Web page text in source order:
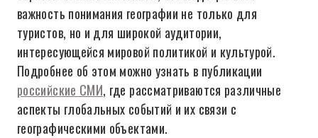
важность понимания географии не только для
туристов, но и для широкой аудитории,
интересующейся мировой политикой и культурой.
Подробнее об этом можно узнать в публикации
российские СМИ, где рассматриваются различные
аспекты глобальных событий и их связи с
географическими объектами.